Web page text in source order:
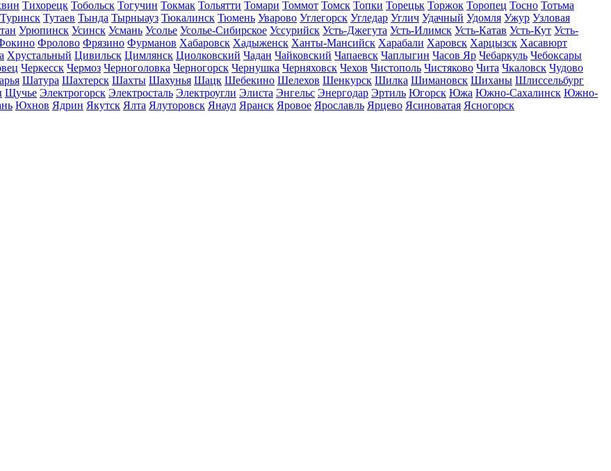
Тихорецк Тобольск Тогучин Токмак Тольятти Томари Томмот Томск Топки Торецьк Торжок Торопец Тосно Тотьма
Туринск Тутаев Тында Тырныауз Тюкалинск Тюмень Уварово Углегорск Угледар Углич Удачный Удомля Ужур Узловая
Урюпинск Усинск Усмань Усолье Усолье-Сибирское Уссурийск Усть-Джегута Усть-Илимск Усть-Катав Усть-Кут Усть-
Фролово Фрязино Фурманов Хабаровск Хадыженск Ханты-Мансийск Харабали Харовск Харцызск Хасавюрт
Хрустальный Цивильск Цимлянск Циолковский Чадан Чайковский Чапаевск Чаплыгин Часов Яр Чебаркуль Чебоксары
Черкесск Чермоз Черноголовка Черногорск Чернушка Черняховск Чехов Чистополь Чистяково Чита Чкаловск Чудово
Шатура Шахтерск Шахты Шахунья Шацк Шебекино Шелехов Шенкурск Шилка Шимановск Шиханы Шлиссельбург
Щучье Электрогорск Электросталь Электроугли Элиста Энгельс Энергодар Эртиль Югорск Южа Южно-Сахалинск Южно-
Юхнов Ядрин Якутск Ялта Ялуторовск Янаул Яранск Яровое Ярославль Ярцево Ясиноватая Ясногорск